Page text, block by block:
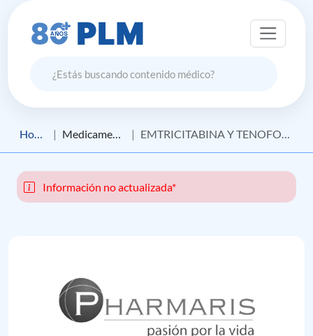
Home Medicamento EMTRICITABINA Y TENOFOVIR DISOPROXIL FUMARATO 200 + 300 MG
Información no actualizada*